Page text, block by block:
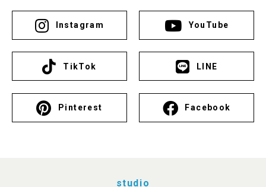
Instagram YouTube
TikTok LINE
Pinterest Facebook
studio